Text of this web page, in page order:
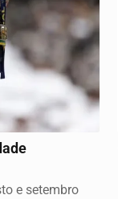
e setembro